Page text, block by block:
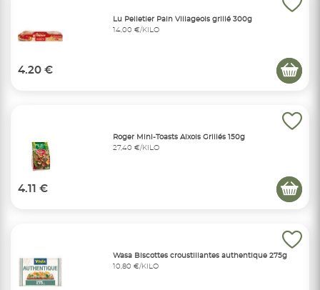
Lu Pelletier Pain Villageois grillé 300g
14,00 €/KILO
4.20 €
Roger Mini-Toasts Aixois Grillés 150g
27,40 €/KILO
4.11 €
Wasa Biscottes croustillantes authentique 275g
10,80 €/KILO